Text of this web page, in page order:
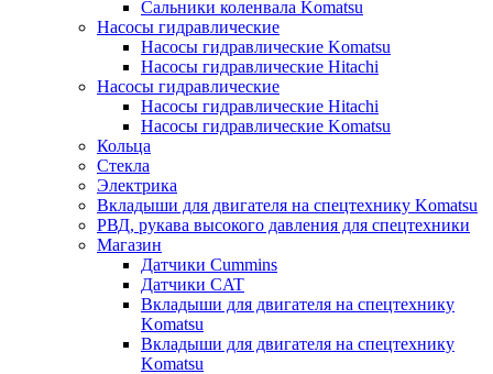
Сальники коленвала Komatsu
Насосы гидравлические
Насосы гидравлические Komatsu
Насосы гидравлические Hitachi
Насосы гидравлические
Насосы гидравлические Hitachi
Насосы гидравлические Komatsu
Кольца
Стекла
Электрика
Вкладыши для двигателя на спецтехнику Komatsu
РВД, рукава высокого давления для спецтехники
Магазин
Датчики Cummins
Датчики CAT
Вкладыши для двигателя на спецтехнику
Komatsu
Вкладыши для двигателя на спецтехнику
Komatsu